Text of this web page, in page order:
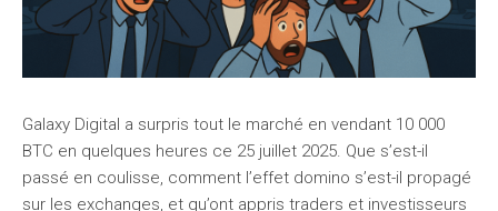
Galaxy Digital a surpris tout le marché en vendant 10 000
BTC en quelques heures ce 25 juillet 2025. Que s’est-il
passé en coulisse, comment l’effet domino s’est-il propagé
sur les exchanges, et qu’ont appris traders et investisseurs